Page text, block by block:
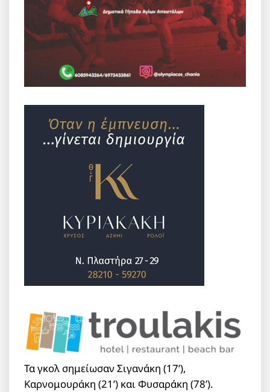
Τα γκολ σημείωσαν Σιγανάκη (17’),
Καρνομουράκη (21’) και Φυσαράκη (78’).